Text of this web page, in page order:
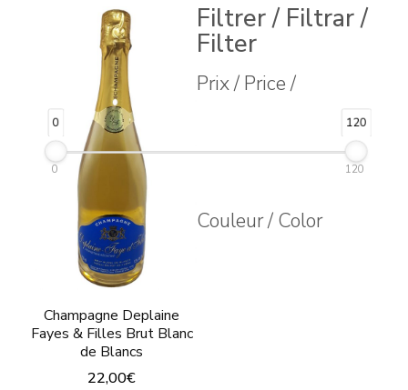
Champagne Deplaine
Fayes & Filles Brut Blanc
de Blancs
22,00€
Filtrer / Filtrar /
Filter
Prix / Price /
0 120
0 120
Couleur / Color